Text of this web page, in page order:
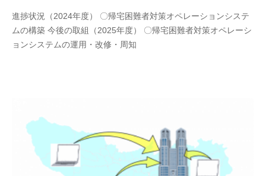
進捗状況（2024年度） 〇帰宅困難者対策オペレーションシステ
ムの構築 今後の取組（2025年度） 〇帰宅困難者対策オペレーシ
ョンシステムの運用・改修・周知